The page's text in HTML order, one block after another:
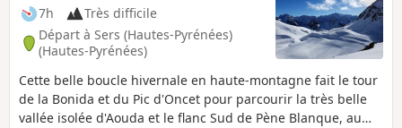
7h
Très difficile
Départ à Sers (Hautes-Pyrénées)
(Hautes-Pyrénées)
Cette belle boucle hivernale en haute-montagne fait le tour
de la Bonida et du Pic d'Oncet pour parcourir la très belle
vallée isolée d'Aouda et le flanc Sud de Pène Blanque, au